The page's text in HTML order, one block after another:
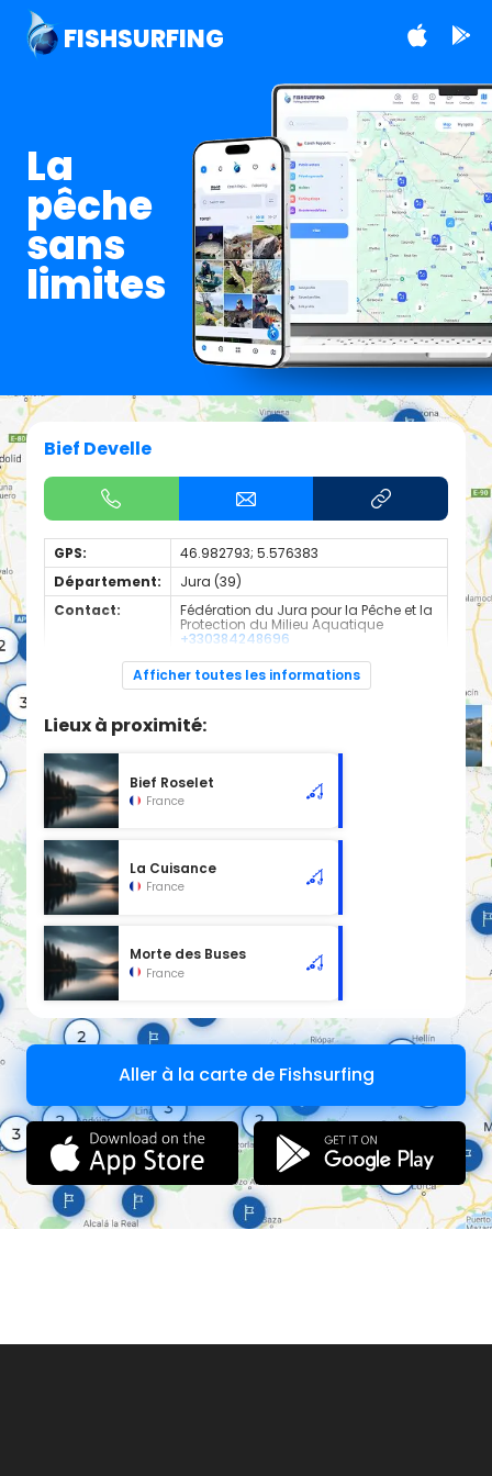
FISHSURFING
La
pêche
sans
limites
Bief Develle
GPS:
46.982793; 5.576383
Département:
Jura (39)
Contact:
Fédération du Jura pour la Pêche et la
Protection du Milieu Aquatique
+330384248696
Espèces de
Truite Fario
catégorie piscicole à cet emplacement.
Afficher toutes les informations
Lieux à proximité:
Bief Roselet
France
La Cuisance
France
Morte des Buses
France
Aller à la carte de Fishsurfing